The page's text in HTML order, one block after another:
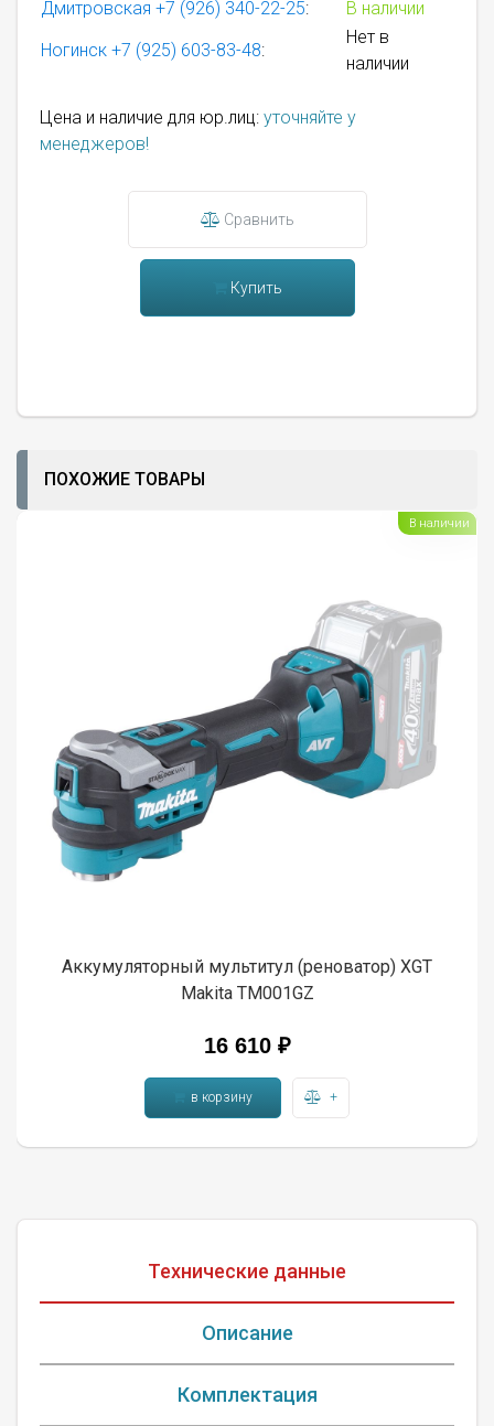
Дмитровская +7 (926) 340-22-25:
В наличии
Ногинск +7 (925) 603-83-48:
Нет в
наличии
Цена и наличие для юр.лиц: уточняйте у
менеджеров!
Сравнить
Купить
ПОХОЖИЕ ТОВАРЫ
Аккумуляторный мультитул (реноватор) XGT
Makita TM001GZ
16 610 ₽
в корзину +
В наличии
Технические данные
Описание
Комплектация